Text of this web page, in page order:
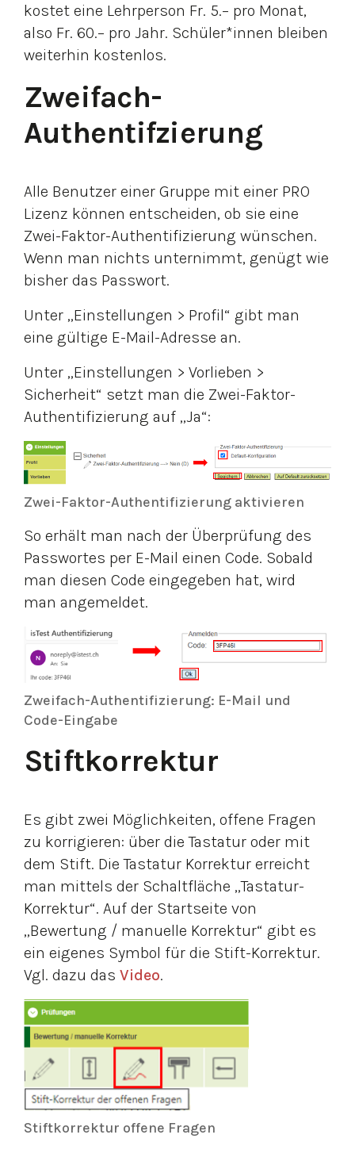
kostet eine Lehrperson Fr. 5.– pro Monat,
also Fr. 60.– pro Jahr. Schüler*innen bleiben
weiterhin kostenlos.
Zweifach-
Authentifzierung
Alle Benutzer einer Gruppe mit einer PRO
Lizenz können entscheiden, ob sie eine
Zwei-Faktor-Authentifizierung wünschen.
Wenn man nichts unternimmt, genügt wie
bisher das Passwort.
Unter „Einstellungen > Profil“ gibt man
eine gültige E-Mail-Adresse an.
Unter „Einstellungen > Vorlieben >
Sicherheit“ setzt man die Zwei-Faktor-
Authentifizierung auf „Ja“:
Zwei-Faktor-Authentifizierung aktivieren
So erhält man nach der Überprüfung des
Passwortes per E-Mail einen Code. Sobald
man diesen Code eingegeben hat, wird
man angemeldet.
Zweifach-Authentifizierung: E-Mail und
Code-Eingabe
Stiftkorrektur
Es gibt zwei Möglichkeiten, offene Fragen
zu korrigieren: über die Tastatur oder mit
dem Stift. Die Tastatur Korrektur erreicht
man mittels der Schaltfläche „Tastatur-
Korrektur“. Auf der Startseite von
„Bewertung / manuelle Korrektur“ gibt es
ein eigenes Symbol für die Stift-Korrektur.
Vgl. dazu das Video.
Stiftkorrektur offene Fragen